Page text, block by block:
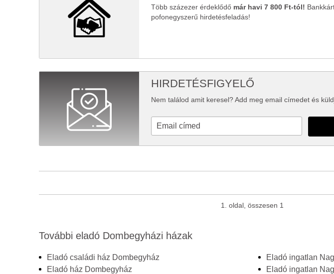
Több százezer érdeklődő már havi 7 800 Ft-tól!
pofonegyszerű hirdetésfeladás!
HIRDETÉSFIGYELŐ
Nem találod amit keresel? Add meg email címedet és
1. oldal, összesen 1
További eladó Dombegyházi házak
Eladó családi ház Dombegyház
Eladó ház Dombegyház
Eladó ingatlan
Eladó ingatlan